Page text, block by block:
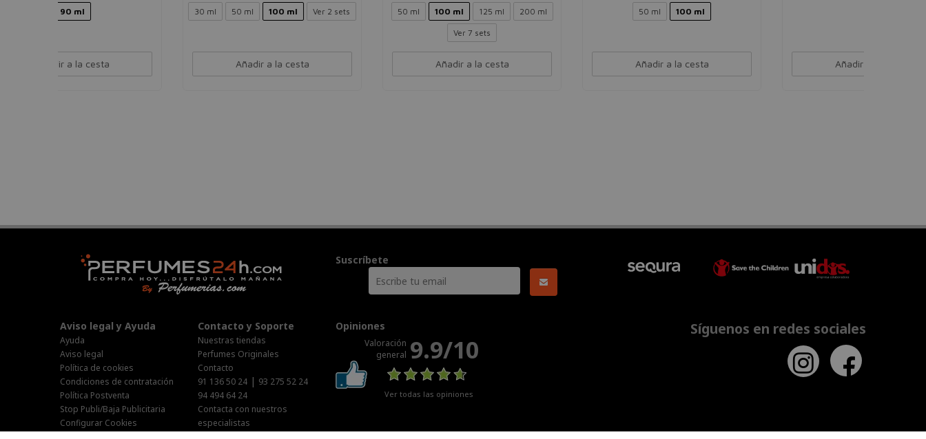
30 ml Ver 2 sets 50 ml 100 ml 200 ml 50 ml
Suscríbete
Aviso legal y Ayuda
Ayuda
Aviso legal
Política de cookies
Condiciones de contratación
Política Postventa
Stop Publi/Baja Publicitaria
Configurar Cookies
Contacto y Soporte
Nuestras tiendas
Perfumes Originales
Contacto
91 136 50 24 | 93 275 52 24
94 494 64 24
Contacta con nuestros
especialistas
Opiniones
Valoración
general 9.9/10
Ver todas las opiniones
Síguenos en redes sociales